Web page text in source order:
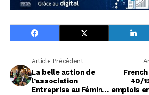
Article Précédent
La belle action de
l’association
Entreprise au Féminin
40/
emplois